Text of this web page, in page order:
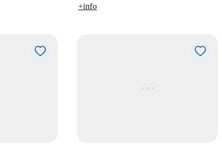
+info